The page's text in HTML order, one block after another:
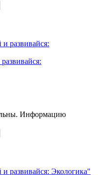
Информацию